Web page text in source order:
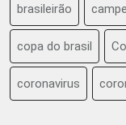
brasileirão
copa do brasil
coronavirus